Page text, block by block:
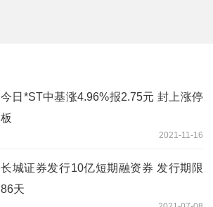
今日*ST中基涨4.96%报2.75元 封上涨停
板
2021-11-16
长城证券发行10亿短期融资券 发行期限
86天